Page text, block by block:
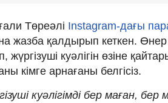
Төреәлі Instagram-дағы
жазба қалдырып кеткен. Өнер
жүргізуші куәлігін өзіне
кімге арнағаны белгісіз.
куәлігімді бер маған,